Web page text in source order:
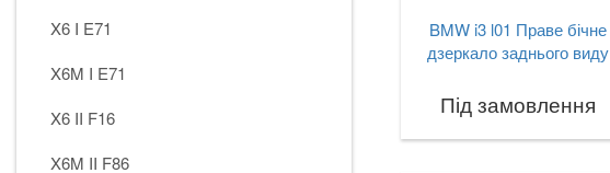
X6 I E71
X6M I E71
X6 II F16
X6M II F86
BMW i3 l01 Праве бічне
дзеркало заднього виду
Під замовлення